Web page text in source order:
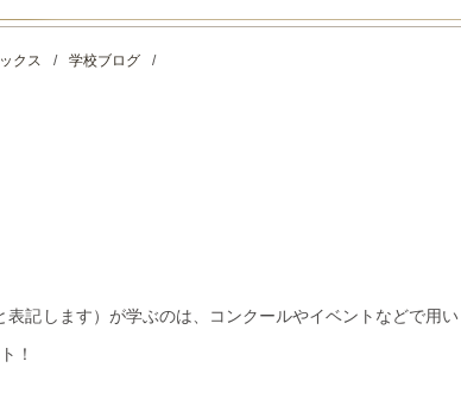
クス / 学校ブログ
/
記します）が学ぶのは、コンクールやイベントなどで用
！